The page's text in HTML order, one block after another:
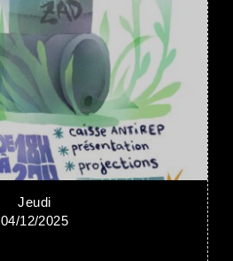
Jeudi
04/12/2025